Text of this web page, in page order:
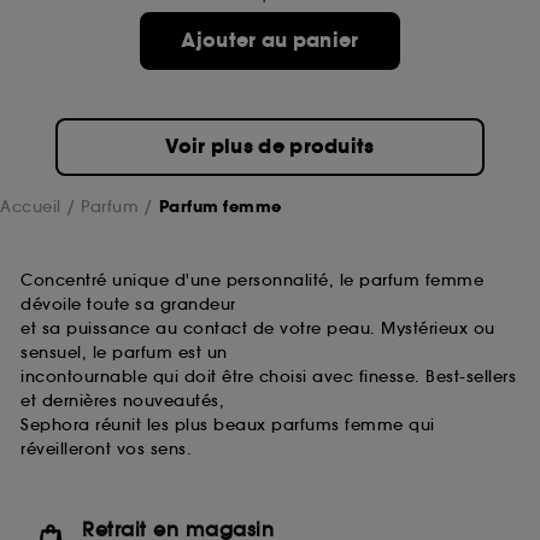
Ajouter au panier
Voir plus de produits
Accueil Parfum Parfum femme
Concentré unique d'une personnalité, le parfum femme
dévoile toute sa grandeur
et sa puissance au contact de votre peau. Mystérieux ou
sensuel, le parfum est un
incontournable qui doit être choisi avec finesse. Best-sellers
et dernières nouveautés,
Sephora réunit les plus beaux parfums femme qui
réveilleront vos sens.
Retrait en magasin
de ces cookies grâce au bouton "personnaliser mes
choix" ci-dessous ou décider de "tout accepter".
Sephora pourra associer les informations de
collectées ou générées lors de votre activité en ligne
ou en magasin. Pour refuser tous les cookies, cliques
sur "continuer sans accepter". Voous pouvez à tout
souhaitez obtenir plus d'information sur les cookies